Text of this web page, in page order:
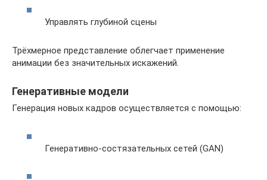
Управлять глубиной сцены
Трёхмерное представление облегчает применение
анимации без значительных искажений.
Генеративные модели
Генерация новых кадров осуществляется с помощью:
Генеративно-состязательных сетей (GAN)